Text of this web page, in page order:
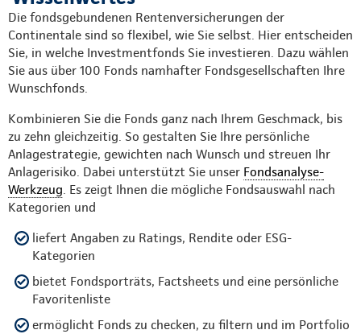
Die fondsgebundenen Rentenversicherungen der
Continentale sind so flexibel, wie Sie selbst. Hier entscheiden
Sie, in welche Investmentfonds Sie investieren. Dazu wählen
Sie aus über 100 Fonds namhafter Fondsgesellschaften Ihre
Wunschfonds.
Kombinieren Sie die Fonds ganz nach Ihrem Geschmack, bis
zu zehn gleichzeitig. So gestalten Sie Ihre persönliche
Anlagestrategie, gewichten nach Wunsch und streuen Ihr
Anlagerisiko. Dabei unterstützt Sie unser Fondsanalyse-
Werkzeug. Es zeigt Ihnen die mögliche Fondsauswahl nach
Kategorien und
liefert Angaben zu Ratings, Rendite oder ESG-
Kategorien
bietet Fondsporträts, Factsheets und eine persönliche
Favoritenliste
ermöglicht Fonds zu checken, zu filtern und im Portfolio